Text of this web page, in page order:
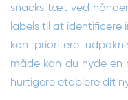
snacks tæt ved
labels til at identificere
kan prioritere
måde kan du nyde en
hurtigere etablere dit